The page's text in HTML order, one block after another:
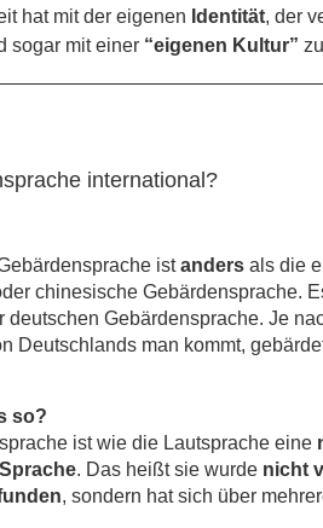
hat mit der eigenen Identität, der
sogar mit einer “eigenen Kultur”
international?
istanders als die
chinesische Gebärdensprache.
deutschen Gebärdensprache. Je
Deutschlands man kommt,
so?
ist wie die Lautsprache eine
. Das heißt sie wurde nicht
, sondern hat sich über